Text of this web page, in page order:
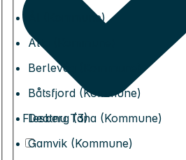
Ål (Kommune)
Alta (Kommune)
Berlevåg (Kommune)
Båtsfjord (Kommune)
Deatnu Tana (Kommune)
Gamvik (Kommune)
Flesberg (3)